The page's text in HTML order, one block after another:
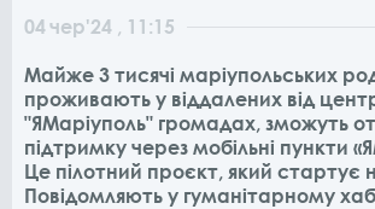
04чер'24 , 11:15
Майже 3 тисячі маріупольських
проживають у віддалених від
"ЯМаріуполь" громадах, зможуть
підтримку через мобільні пункти
Це пілотний проєкт, який стартує
Повідомляють у гуманітарному